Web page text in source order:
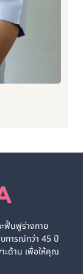
ฟื้นฟูร่างกาย
การณ์กว่า 45 ปี
ะด้าน เพื่อให้คุณ